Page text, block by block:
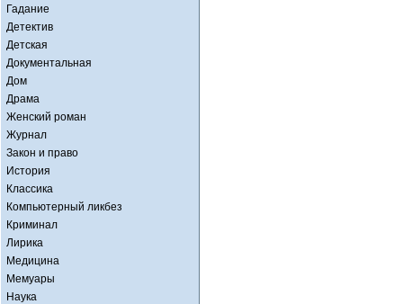
Гадание
Детектив
Детская
Документальная
Дом
Драма
Женский роман
Журнал
Закон и право
История
Классика
Компьютерный ликбез
Криминал
Лирика
Медицина
Мемуары
Наука